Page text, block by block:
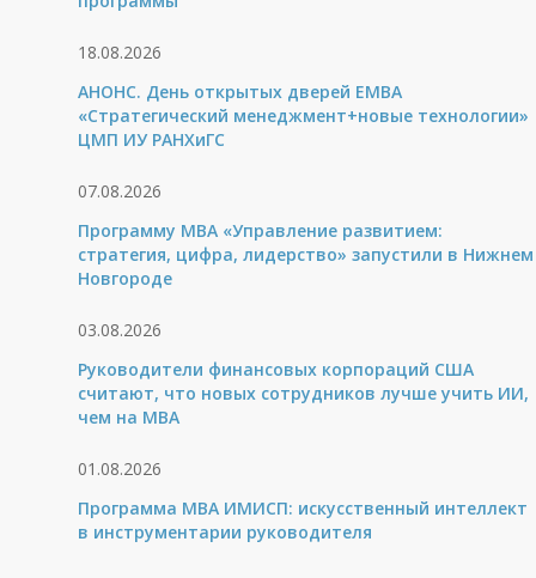
18.08.2026
АНОНС. День открытых дверей ЕМВА
«Стратегический менеджмент+новые технологии»
ЦМП ИУ РАНХиГС
07.08.2026
Программу MBA «Управление развитием:
стратегия, цифра, лидерство» запустили в Нижнем
Новгороде
03.08.2026
Руководители финансовых корпораций США
считают, что новых сотрудников лучше учить ИИ,
чем на МВА
01.08.2026
Программа MBA ИМИСП: искусственный интеллект
в инструментарии руководителя